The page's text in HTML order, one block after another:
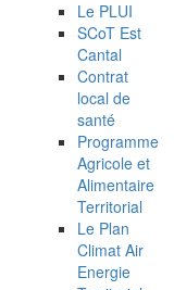
Le PLUI
SCoT Est
Cantal
Contrat
local de
santé
Programme
Agricole et
Alimentaire
Territorial
Le Plan
Climat Air
Energie